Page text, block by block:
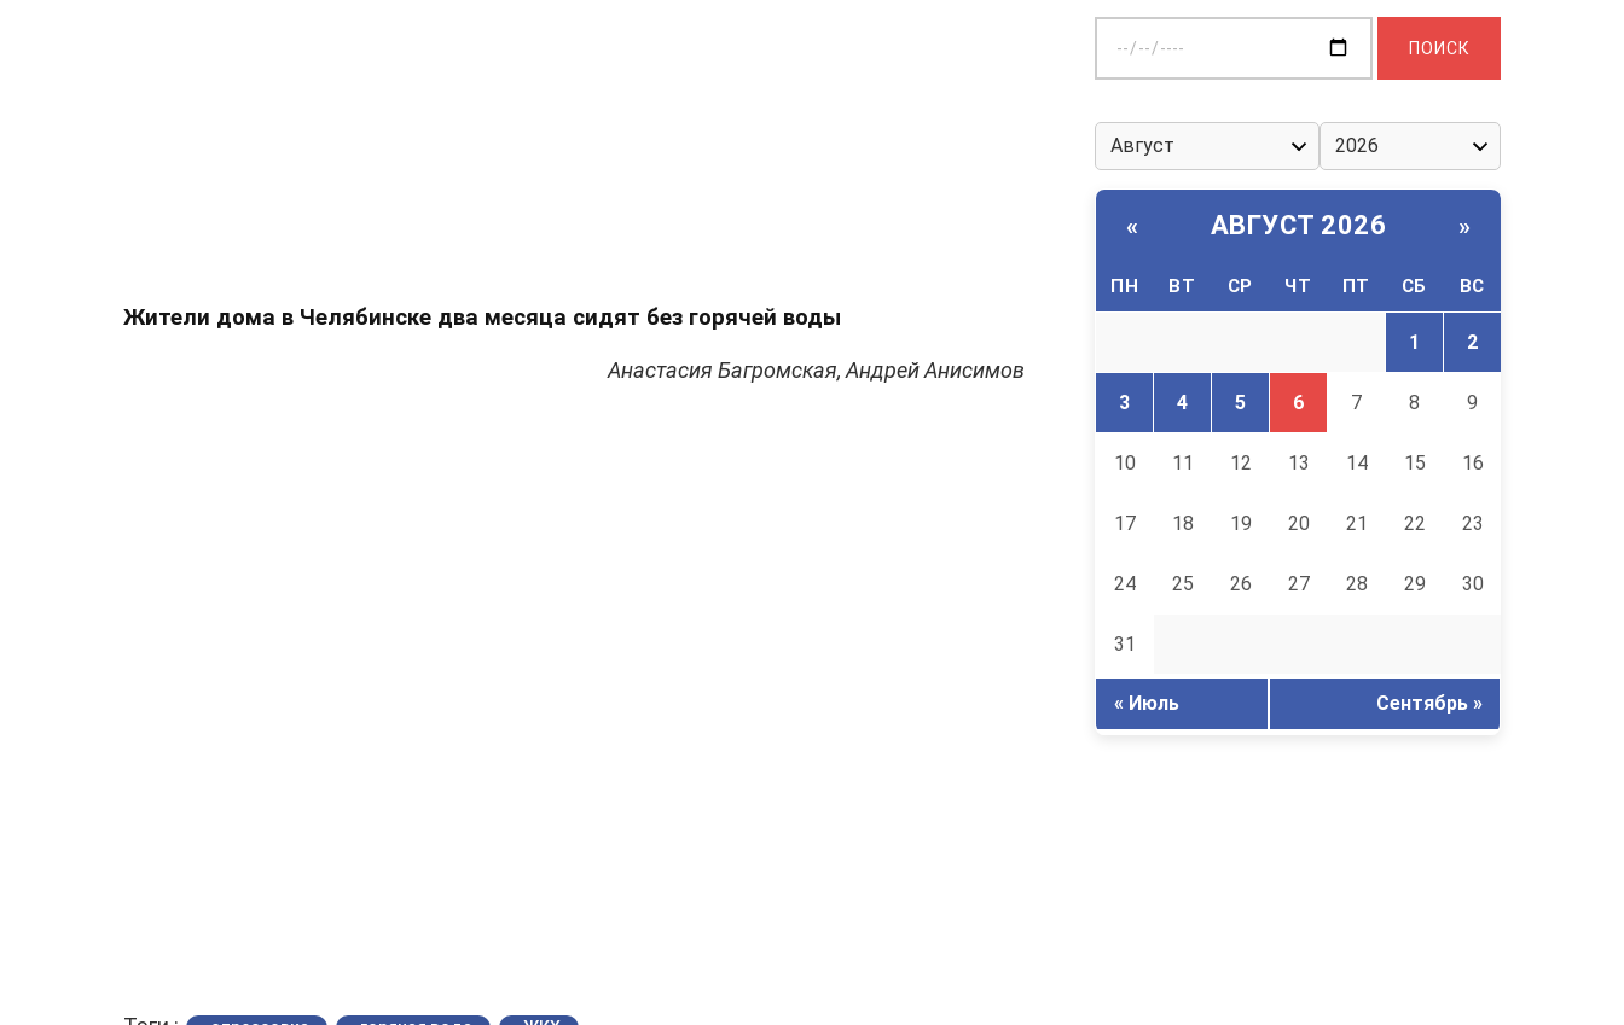
Жители дома в Челябинске два месяца сидят без горячей воды
Анастасия Багромская, Андрей Анисимов
дату:
« АВГУСТ 2026 »
ПН ВТ СР ЧТ ПТ СБ ВС
1 2
3 4 5 6 7 8 9
10 11 12 13 14 15 16
17 18 19 20 21 22 23
24 25 26 27 28 29 30
31
« Июль Сентябрь »